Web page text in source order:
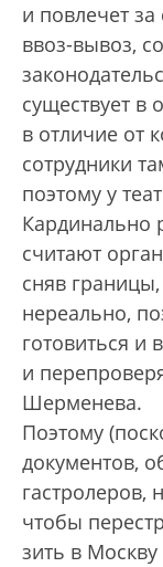
и повлечет
ввоз-вывоз,
существует
в отличие от
сотрудники
поэтому у
Кардинально
считают
сняв
нереально,
готовиться и
и
Шерменева.
Поэтому
документов,
гастролеров,
чтобы
зить в